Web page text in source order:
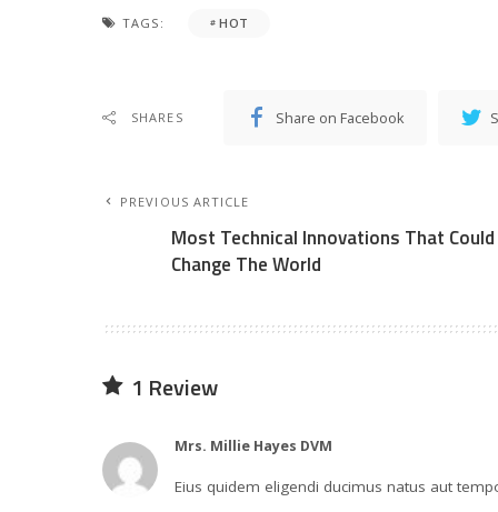
TAGS: HOT
SHARES Share on Facebook
PREVIOUS ARTICLE
Most Technical Innovations That Could
Change The World
1 Review
Mrs. Millie Hayes DVM
Eius quidem eligendi ducimus natus aut